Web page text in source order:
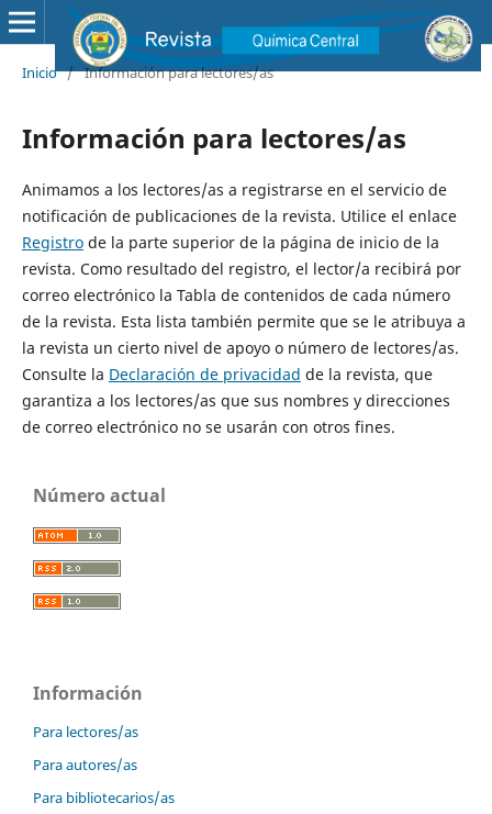
Inicio / Información para lectores/as
Información para lectores/as
Animamos a los lectores/as a registrarse en el servicio de
notificación de publicaciones de la revista. Utilice el enlace
Registrode la parte superior de la página de inicio de la
revista. Como resultado del registro, el lector/a recibirá por
correo electrónico la Tabla de contenidos de cada número
de la revista. Esta lista también permite que se le atribuya a
la revista un cierto nivel de apoyo o número de lectores/as.
Consulte la Declaración de privacidad de la revista, que
garantiza a los lectores/as que sus nombres y direcciones
de correo electrónico no se usarán con otros fines.
Número actual
Información
Para lectores/as
Para autores/as
Para bibliotecarios/as